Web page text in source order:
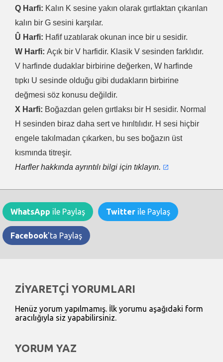
Q Harfi: Kalın K sesine yakın olarak gırtlaktan çıkarılan
kalın bir G sesini karşılar.
Û Harfi: Hafif uzatılarak okunan ince bir u sesidir.
W Harfi: Açık bir V harfidir. Klasik V sesinden farklıdır.
V harfinde dudaklar birbirine değerken, W harfinde
tıpkı U sesinde olduğu gibi dudakların birbirine
değmesi söz konusu değildir.
X Harfi: Boğazdan gelen gırtlaksı bir H sesidir. Normal
H sesinden biraz daha sert ve hırıltılıdır. H sesi hiçbir
engele takılmadan çıkarken, bu ses boğazın üst
kısmında titreşir.
Harfler hakkında ayrıntılı bilgi için tıklayın.
WhatsApp ile Paylaş Twitter ile Paylaş
Facebook'ta Paylaş
ZİYARETÇİ YORUMLARI
Henüz yorum yapılmamış. İlk yorumu aşağıdaki form
aracılığıyla siz yapabilirsiniz.
YORUM YAZ